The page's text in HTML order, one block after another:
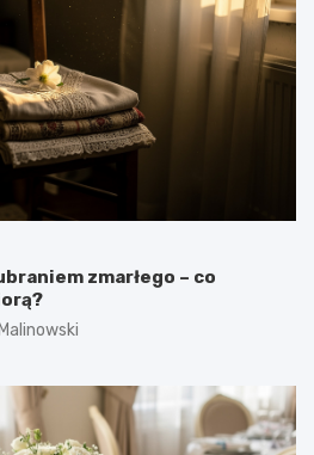
zmarłego – co